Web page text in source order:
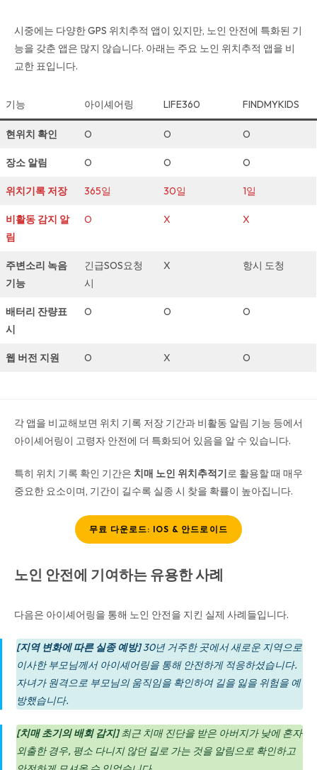
시중에는 다양한 GPS 위치추적 앱이 있지만, 노인 안전에 특화된 기
능을 갖춘 앱은 많지 않습니다. 아래는 주요 노인 위치추적 앱을 비
교한 표입니다.
기능 아이셰어링 LIFE360 FINDMYKIDS
현위치 확인 O O O
장소 알림 O O O
위치기록 저장 365일 30일 1일
비활동 감지 알
림
O X X
주변소리 녹음
기능
긴급SOS요청
시
X 항시 도청
배터리 잔량표
시
O O O
웹 버전 지원 O X O
각 앱을 비교해보면 위치 기록 저장 기간과 비활동 알림 기능 등에서
아이셰어링이 고령자 안전에 더 특화되어 있음을 알 수 있습니다.
특히 위치 기록 확인 기간은 치매 노인 위치추적기로 활용할 때 매우
중요한 요소이며, 기간이 길수록 실종 시 찾을 확률이 높아집니다.
무료 다운로드: IOS & 안드로이드
노인 안전에 기여하는 유용한 사례
다음은 아이셰어링을 통해 노인 안전을 지킨 실제 사례들입니다.
[지역 변화에 따른 실종 예방]30년 거주한 곳에서 새로운 지역으로
이사한 부모님께서 아이셰어링을 통해 안전하게 적응하셨습니다.
자녀가 원격으로 부모님의 움직임을 확인하여 길을 잃을 위험을 예
방했습니다.
[치매 초기의 배회 감지]최근 치매 진단을 받은 아버지가 낮에 혼자
외출한 경우, 평소 다니지 않던 길로 가는 것을 알림으로 확인하고